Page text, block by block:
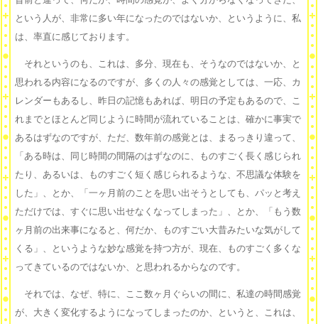
という人が、非常に多い年になったのではないか、というように、私
は、率直に感じております。
それというのも、これは、多分、現在も、そうなのではないか、と
思われる内容になるのですが、多くの人々の感覚としては、一応、カ
レンダーもあるし、昨日の記憶もあれば、明日の予定もあるので、こ
れまでとほとんど同じように時間が流れていることは、確かに事実で
あるはずなのですが、ただ、数年前の感覚とは、まるっきり違って、
「ある時は、同じ時間の間隔のはずなのに、ものすごく長く感じられ
たり、あるいは、ものすごく短く感じられるような、不思議な体験を
した」、とか、「一ヶ月前のことを思い出そうとしても、パッと考え
ただけでは、すぐに思い出せなくなってしまった」、とか、「もう数
ヶ月前の出来事になると、何だか、ものすごい大昔みたいな気がして
くる」、というような妙な感覚を持つ方が、現在、ものすごく多くな
ってきているのではないか、と思われるからなのです。
それでは、なぜ、特に、ここ数ヶ月ぐらいの間に、私達の時間感覚
が、大きく変化するようになってしまったのか、というと、これは、